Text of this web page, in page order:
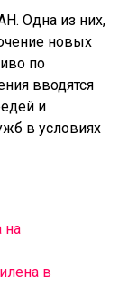
Одна из них,
новых
по
вводятся
и
в условиях
на
в